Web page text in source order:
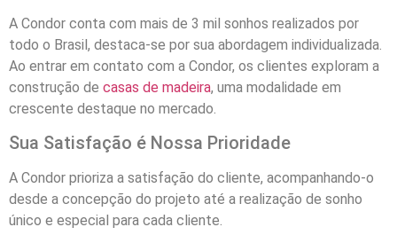
A Condor conta com mais de 3 mil sonhos realizados por
todo o Brasil, destaca-se por sua abordagem individualizada.
Ao entrar em contato com a Condor, os clientes exploram a
construção de casas de madeira, uma modalidade em
crescente destaque no mercado.
Sua Satisfação é Nossa Prioridade
A Condor prioriza a satisfação do cliente, acompanhando-o
desde a concepção do projeto até a realização de sonho
único e especial para cada cliente.